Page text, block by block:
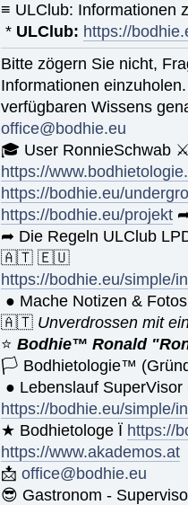
≡ ULClub: Informationen
* ULClub: https://
Bitte zögern Sie nicht,
Informationen
verfügbaren Wissens
office@bodhie.eu
🎓 User RonnieSchwab
https://
https://bodhie.eu/
https://bodhie.eu/projekt
➦ Die Regeln ULClub
🇦🇹 🇪🇺
https://bodhie.eu/simple/
● Mache Notizen &
🇦🇹 Unverdrossen mit
⭐️Bodhie™ Ronald
🏳 Bodhietologie™
● Lebenslauf
https://bodhie.eu/simple/
★ Bodhietologe Ï https://
https://www.akademos.at
📩office@bodhie.eu
😎 Gastronom -